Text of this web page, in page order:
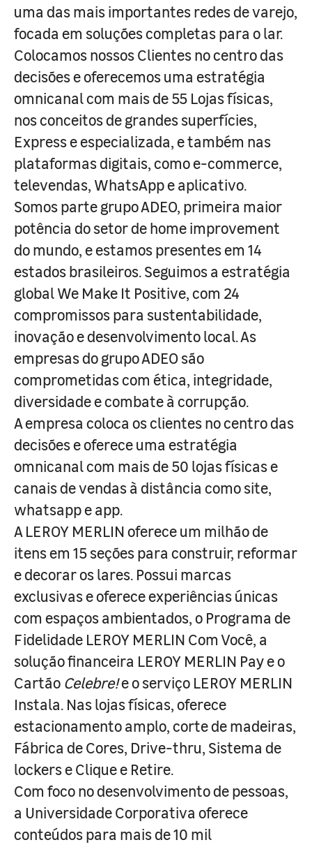
uma das mais importantes redes de varejo,
focada em soluções completas para o lar.
Colocamos nossos Clientes no centro das
decisões e oferecemos uma estratégia
omnicanal com mais de 55 Lojas físicas,
nos conceitos de grandes superfícies,
Express e especializada, e também nas
plataformas digitais, como e-commerce,
televendas, WhatsApp e aplicativo.
Somos parte grupo ADEO, primeira maior
potência do setor de home improvement
do mundo, e estamos presentes em 14
estados brasileiros. Seguimos a estratégia
global We Make It Positive, com 24
compromissos para sustentabilidade,
inovação e desenvolvimento local. As
empresas do grupo ADEO são
comprometidas com ética, integridade,
diversidade e combate à corrupção.
A empresa coloca os clientes no centro das
decisões e oferece uma estratégia
omnicanal com mais de 50 lojas físicas e
canais de vendas à distância como site,
whatsapp e app.
A LEROY MERLIN oferece um milhão de
itens em 15 seções para construir, reformar
e decorar os lares. Possui marcas
exclusivas e oferece experiências únicas
com espaços ambientados, o Programa de
Fidelidade LEROY MERLIN Com Você, a
solução financeira LEROY MERLIN Pay e o
Cartão Celebre!e o serviço LEROY MERLIN
Instala. Nas lojas físicas, oferece
estacionamento amplo, corte de madeiras,
Fábrica de Cores, Drive-thru, Sistema de
lockers e Clique e Retire.
Com foco no desenvolvimento de pessoas,
a Universidade Corporativa oferece
conteúdos para mais de 10 mil